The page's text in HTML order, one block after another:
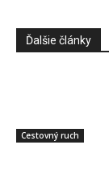
Ďalšie články
Cestovný ruch